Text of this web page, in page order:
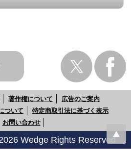
著作権について
広告のご案内
ついて
特定商取引法に基づく表示
お問い合わせ
Wedge Rights Reserved